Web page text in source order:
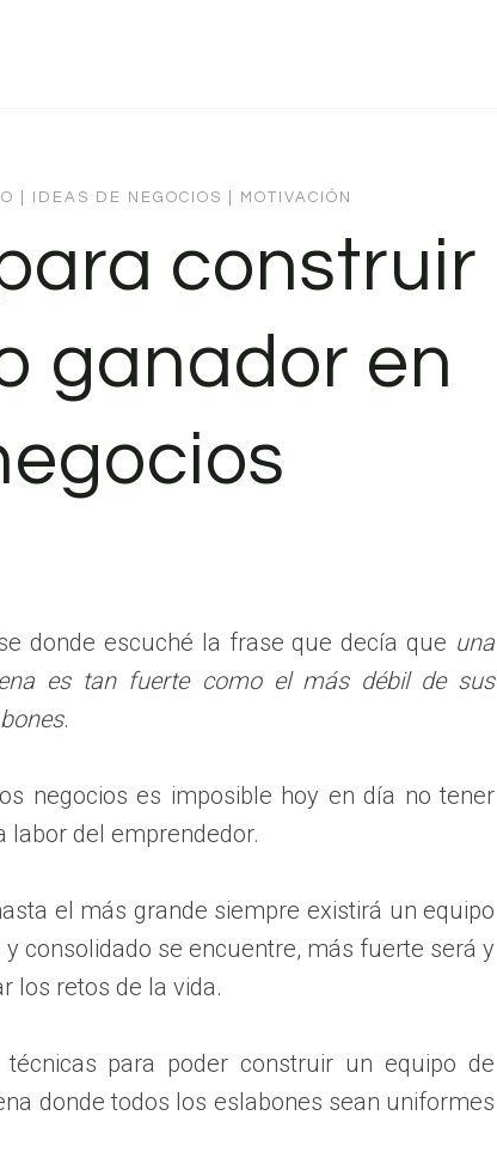
IDEAS DE NEGOCIOS MOTIVACIÓN
construir
ganador en
donde escuché la frase que decía que una
es tan fuerte como el más débil de sus
.
negocios es imposible hoy en día no tener
labor del emprendedor.
el más grande siempre existirá un equipo
consolidado se encuentre, más fuerte será y
los retos de la vida.
para poder construir un equipo de
donde todos los eslabones sean uniformes